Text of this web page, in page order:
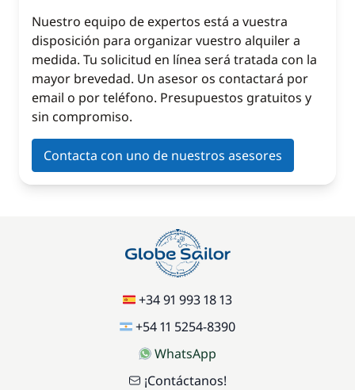
Nuestro equipo de expertos está a vuestra
disposición para organizar vuestro alquiler a
medida. Tu solicitud en línea será tratada con la
mayor brevedad. Un asesor os contactará por
email o por teléfono. Presupuestos gratuitos y
sin compromiso.
Contacta con uno de nuestros asesores
+34 91 993 18 13
+54 11 5254-8390
WhatsApp
¡Contáctanos!